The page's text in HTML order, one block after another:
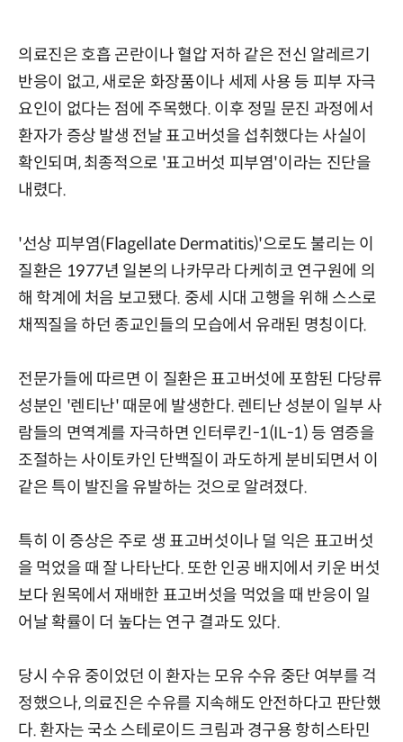
의료진은 호흡 곤란이나 혈압 저하 같은 전신 알레르기
반응이 없고, 새로운 화장품이나 세제 사용 등 피부 자극
요인이 없다는 점에 주목했다. 이후 정밀 문진 과정에서
환자가 증상 발생 전날 표고버섯을 섭취했다는 사실이
확인되며, 최종적으로 '표고버섯 피부염'이라는 진단을
내렸다.
'선상 피부염(Flagellate Dermatitis)'으로도 불리는 이
질환은 1977년 일본의 나카무라 다케히코 연구원에 의
해 학계에 처음 보고됐다. 중세 시대 고행을 위해 스스로
채찍질을 하던 종교인들의 모습에서 유래된 명칭이다.
전문가들에 따르면 이 질환은 표고버섯에 포함된 다당류
성분인 '렌티난' 때문에 발생한다. 렌티난 성분이 일부 사
람들의 면역계를 자극하면 인터루킨-1(IL-1) 등 염증을
조절하는 사이토카인 단백질이 과도하게 분비되면서 이
같은 특이 발진을 유발하는 것으로 알려졌다.
특히 이 증상은 주로 생 표고버섯이나 덜 익은 표고버섯
을 먹었을 때 잘 나타난다. 또한 인공 배지에서 키운 버섯
보다 원목에서 재배한 표고버섯을 먹었을 때 반응이 일
어날 확률이 더 높다는 연구 결과도 있다.
당시 수유 중이었던 이 환자는 모유 수유 중단 여부를 걱
정했으나, 의료진은 수유를 지속해도 안전하다고 판단했
다. 환자는 국소 스테로이드 크림과 경구용 항히스타민